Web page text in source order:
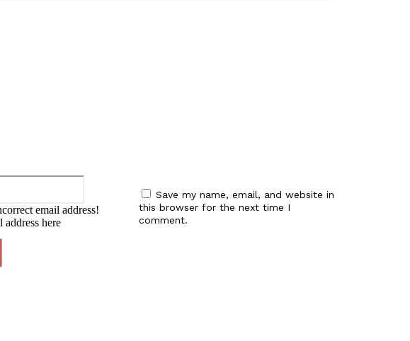
email address!
address here
Save my name, email, and website in
this browser for the next time I
comment.